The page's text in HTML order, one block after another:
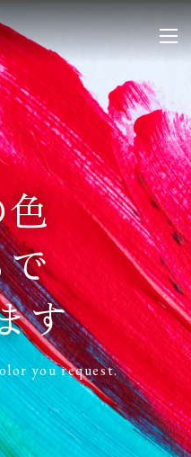
で
す
you request.